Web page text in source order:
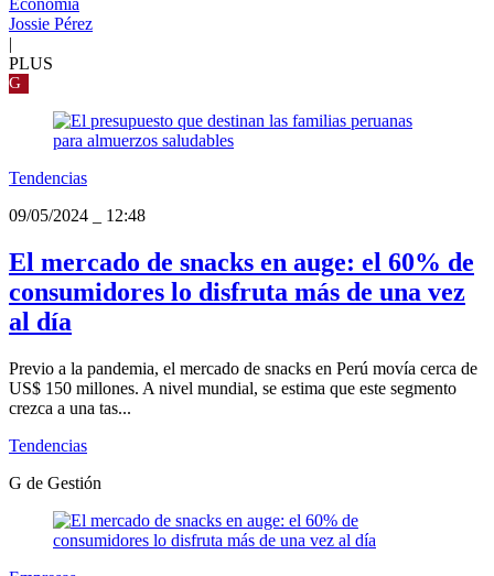
Economía
Jossie Pérez
|
PLUS
G
Tendencias
09/05/2024
12:48
El mercado de snacks en auge: el 60% de
consumidores lo disfruta más de una vez
al día
Previo a la pandemia, el mercado de snacks en Perú movía cerca de
US$ 150 millones. A nivel mundial, se estima que este segmento
crezca a una tas...
Tendencias
G de Gestión